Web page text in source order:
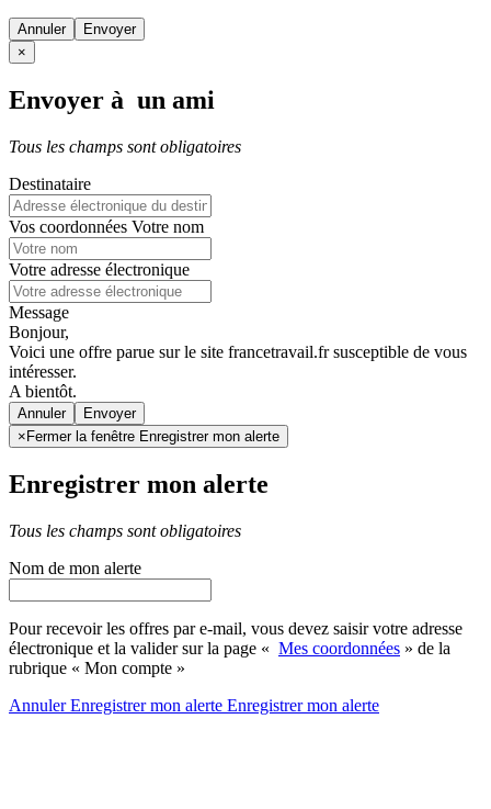
Annuler
×
Envoyer à un ami
Tous les champs sont obligatoires
Destinataire
Vos coordonnées Votre nom
Votre adresse électronique
Message
Bonjour,
Voici une offre parue sur le site francetravail.fr susceptible de vous
intéresser.
A bientôt.
Annuler
× Fermer la fenêtre Enregistrer mon alerte
Enregistrer mon alerte
Tous les champs sont obligatoires
Nom de mon alerte
Pour recevoir les offres par e-mail, vous devez saisir votre adresse
électronique et la valider sur la page « Mes coordonnées » de la
rubrique « Mon compte »
AnnulerEnregistrer mon alerte Enregistrermon alerte